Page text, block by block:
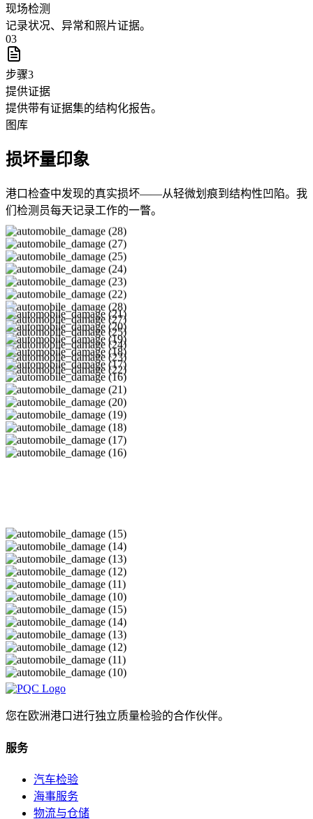
现场检测
记录状况、异常和照片证据。
03
步骤3
提供证据
提供带有证据集的结构化报告。
图库
损坏量印象
港口检查中发现的真实损坏——从轻微划痕到结构性凹陷。我
们检测员每天记录工作的一瞥。
您在欧洲港口进行独立质量检验的合作伙伴。
服务
汽车检验
海事服务
物流与仓储